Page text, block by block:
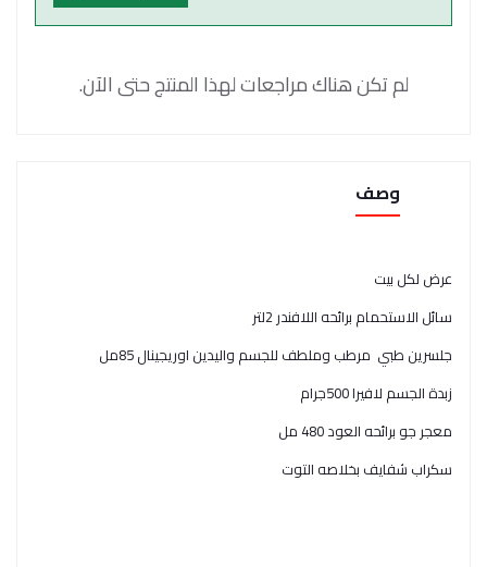
لم تكن هناك مراجعات لهذا المنتج حتى الآن.
وصف
عرض لكل بيت
سائل الاستحمام برائحه اللافندر 2لتر
جلسرين طبي مرطب وملطف للجسم واليدين اوريجينال 85مل
زبدة الجسم لافيرا 500جرام
معجر جو برائحه العود 480 مل
سكراب شفايف بخلاصه التوت